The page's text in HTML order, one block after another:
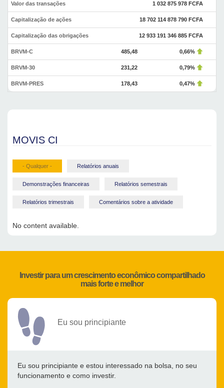
Valor das transações 1 032 875 978 FCFA
Capitalização de ações 18 702 114 878 790 FCFA
Capitalização das obrigações 12 933 191 346 885 FCFA
BRVM-C 485,48 0,66%
BRVM-30 231,22 0,79%
BRVM-PRES 178,43 0,47%
MOVIS CI
- Qualquer - Relatórios anuais
Demonstrações financeiras Relatórios semestrais
Relatórios trimestrais Comentários sobre a atividade
No content available.
Investir para um crescimento econômico compartilhado
mais forte e melhor
Eu sou principiante
Eu sou principiante e estou interessado na bolsa, no seu
funcionamento e como investir.